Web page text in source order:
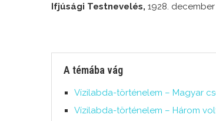
Ifjúsági Testnevelés, 1928. december
A témába vág
Vízilabda-történelem – Magyar
Vízilabda-történelem – Három